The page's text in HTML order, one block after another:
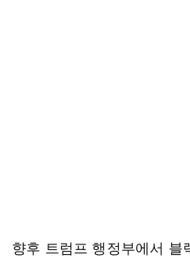
향후 트럼프 행정부에서